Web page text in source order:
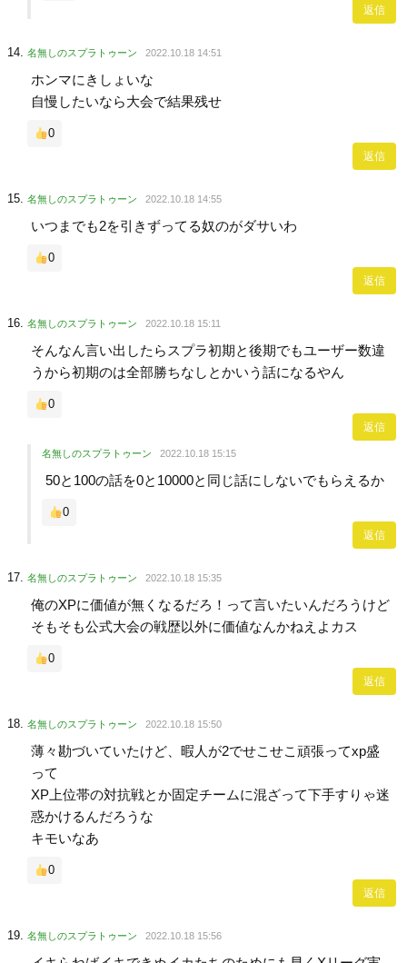
返信
名無しのスプラトゥーン 2022.10.18 14:51
ホンマにきしょいな
自慢したいなら大会で結果残せ
0
返信
名無しのスプラトゥーン 2022.10.18 14:55
いつまでも2を引きずってる奴のがダサいわ
0
返信
名無しのスプラトゥーン 2022.10.18 15:11
そんなん言い出したらスプラ初期と後期でもユーザー数違
うから初期のは全部勝ちなしとかいう話になるやん
0
返信
名無しのスプラトゥーン 2022.10.18 15:15
50と100の話を0と10000と同じ話にしないでもらえるか
0
返信
名無しのスプラトゥーン 2022.10.18 15:35
俺のXPに価値が無くなるだろ！って言いたいんだろうけど
そもそも公式大会の戦歴以外に価値なんかねえよカス
0
返信
名無しのスプラトゥーン 2022.10.18 15:50
薄々勘づいていたけど、暇人が2でせこせこ頑張ってxp盛
って
XP上位帯の対抗戦とか固定チームに混ざって下手すりゃ迷
惑かけるんだろうな
キモいなあ
0
返信
名無しのスプラトゥーン 2022.10.18 15:56